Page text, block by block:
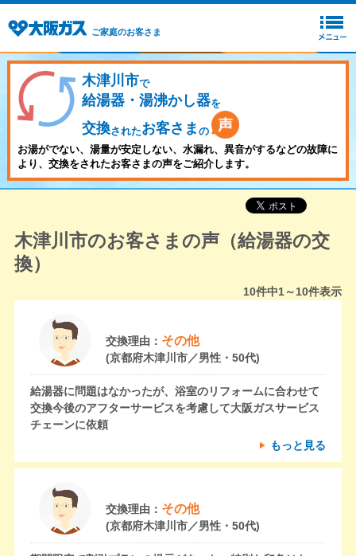
ご家庭のお客さま
木津川市で
給湯器・湯沸かし器を
交換されたお客さま の
お湯がでない、湯量が安定しない、水漏れ、異音がするなどの故障に
より、交換をされたお客さまの声をご紹介します。
木津川市のお客さまの声（給湯器の交
換）
10件中1～10件表示
交換理由： その他
(京都府木津川市／男性・50代)
給湯器に問題はなかったが、浴室のリフォームに合わせて
交換今後のアフターサービスを考慮して大阪ガスサービス
チェーンに依頼
もっと見る
交換理由： その他
(京都府木津川市／男性・50代)